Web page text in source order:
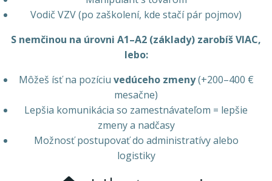
Vodič VZV (po zaškolení, kde stačí pár pojmov)
S nemčinou na úrovni A1–A2 (základy) zarobíš VIAC,
lebo:
Môžeš ísť na pozíciu vedúceho zmeny(+200–400 €
mesačne)
Lepšia komunikácia so zamestnávateľom = lepšie
zmeny a nadčasy
Možnosť postupovať do administratívy alebo
logistiky